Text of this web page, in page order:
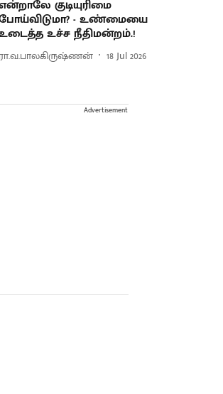
குடியுரிமை
- உண்மையை
உச்ச நீதிமன்றம்.!
ரா.வ.பாலகிருஷ்ணன் 18 Jul 2026
Advertisement